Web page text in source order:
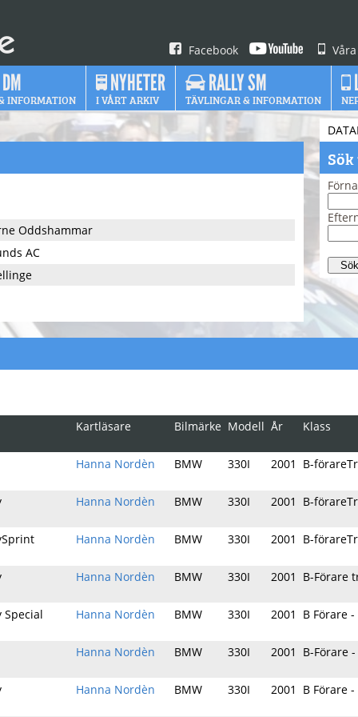
Facebook
INFORMATION
NYHETER
I VÅRT ARKIV
RALLY SM
TÄVLINGAR & INFORMATION
Oddshammar
AC
Kartläsare Bilmärke Modell År Klass
Hanna Nordèn BMW 330I 2001 B-
Hanna Nordèn BMW 330I 2001 B-
Hanna Nordèn BMW 330I 2001 B-
Hanna Nordèn BMW 330I 2001 B-Förare
Special Hanna Nordèn BMW 330I 2001 B Förare
Hanna Nordèn BMW 330I 2001 B-Förare
Hanna Nordèn BMW 330I 2001 B Förare